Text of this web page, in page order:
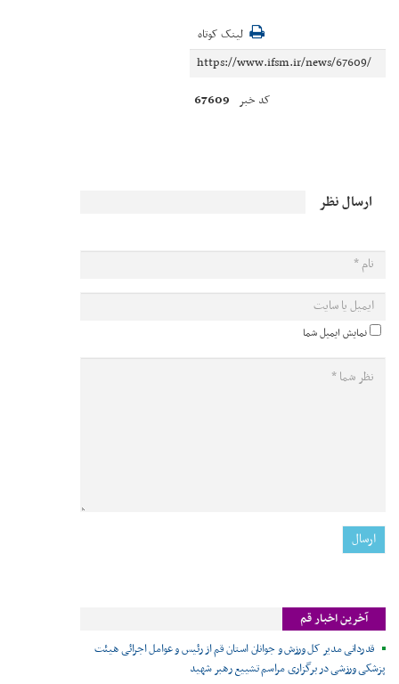
لینک کوتاه
کد خبر 67609
ارسال نظر
نمایش ایمیل شما
آخرین اخبار قم
قدردانی مدیر کل ورزش و جوانان استان قم از رئیس و عوامل اجرائی هیئت
پزشکی ورزشی در برگزاری مراسم تشییع رهبر شهید